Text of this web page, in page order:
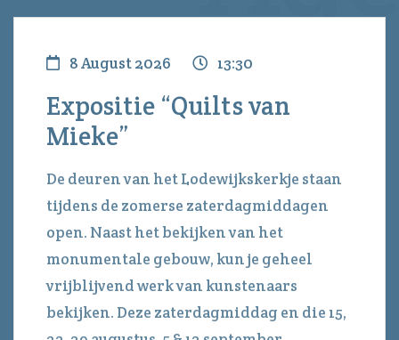
8 August 2026 13:30
Expositie “Quilts van
Mieke”
De deuren van het Lodewijkskerkje staan
tijdens de zomerse zaterdagmiddagen
open. Naast het bekijken van het
monumentale gebouw, kun je geheel
vrijblijvend werk van kunstenaars
bekijken. Deze zaterdagmiddag en die 15,